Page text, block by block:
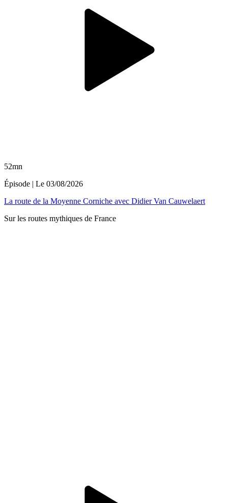
52mn
Épisode | Le 03/08/2026
La route de la Moyenne Corniche avec Didier Van Cauwelaert
Sur les routes mythiques de France